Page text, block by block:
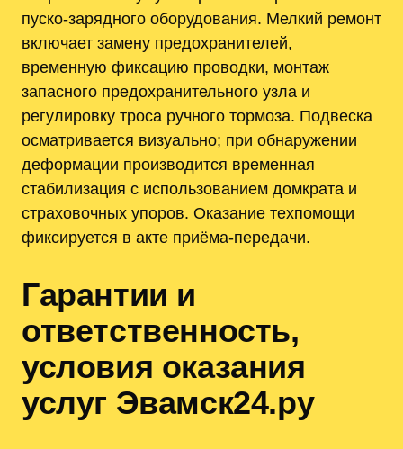
пуско-зарядного оборудования. Мелкий ремонт
включает замену предохранителей,
временную фиксацию проводки, монтаж
запасного предохранительного узла и
регулировку троса ручного тормоза. Подвеска
осматривается визуально; при обнаружении
деформации производится временная
стабилизация с использованием домкрата и
страховочных упоров. Оказание техпомощи
фиксируется в акте приёма-передачи.
Гарантии и
ответственность,
условия оказания
услуг Эвамск24.ру